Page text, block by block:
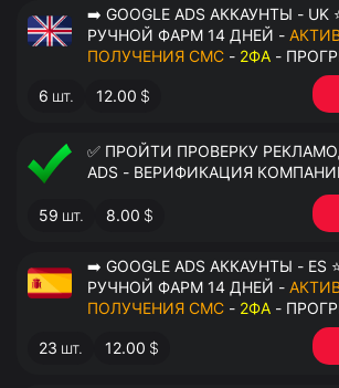
➡️ GOOGLE ADS АККАУНТЫ - UK ⭐ ГЕО
РУЧНОЙ ФАРМ 14 ДНЕЙ -
ПОЛУЧЕНИЯ СМС - 2ФА -
6 шт. 12.00 $
✅ ПРОЙТИ ПРОВЕРКУ
ADS - ВЕРИФИКАЦИЯ
59 шт. 8.00 $
➡️ GOOGLE ADS АККАУНТЫ - ES ⭐ ГЕО ИСПАНИЯ
РУЧНОЙ ФАРМ 14 ДНЕЙ -
ПОЛУЧЕНИЯ СМС - 2ФА -
23 шт. 12.00 $